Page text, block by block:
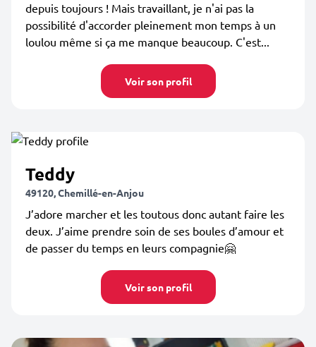
depuis toujours ! Mais travaillant, je n'ai pas la
possibilité d'accorder pleinement mon temps à un
loulou même si ça me manque beaucoup. C'est...
Voir son profil
Teddy
49120, Chemillé-en-Anjou
J’adore marcher et les toutous donc autant faire les
deux. J’aime prendre soin de ses boules d’amour et
de passer du temps en leurs compagnie🤗
Voir son profil